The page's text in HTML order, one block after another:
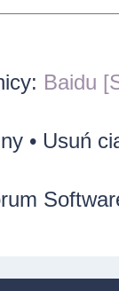
Baidu
• Usuń